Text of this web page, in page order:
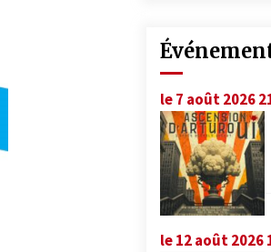
le 7 août 2026
le 12 août 2026